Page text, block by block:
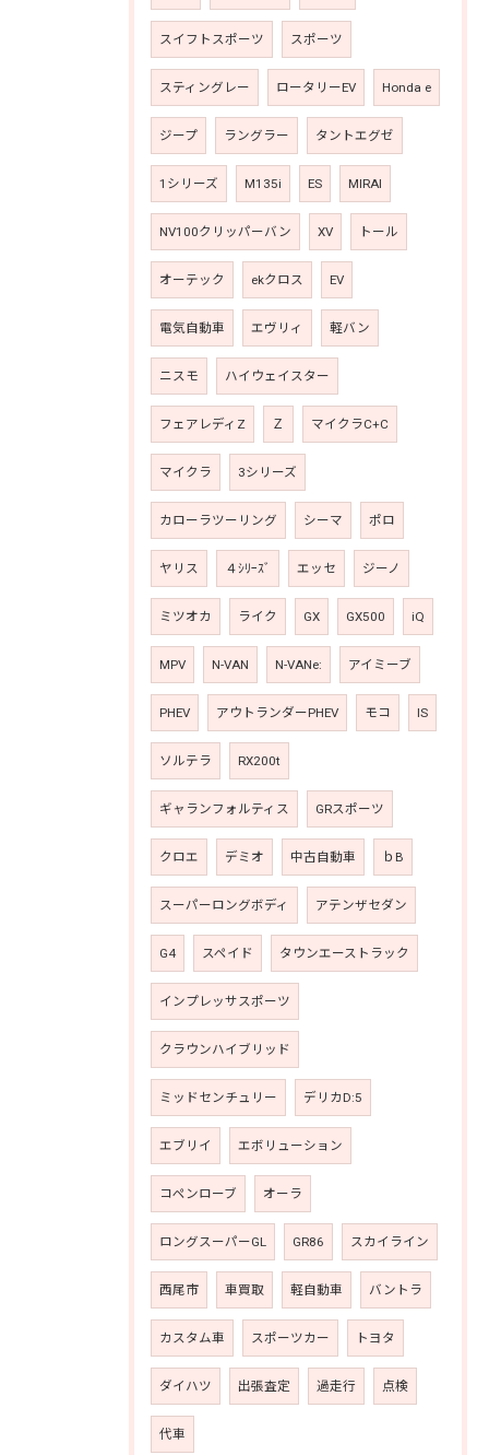
スイフトスポーツ スポーツ
スティングレー ロータリーEV Honda e
ジープ ラングラー タントエグゼ
1シリーズ M135i ES MIRAI
NV100クリッパーバン XV トール
オーテック ekクロス EV
電気自動車 エヴリィ 軽バン
ニスモ ハイウェイスター
フェアレディZ Ｚ マイクラC+C
マイクラ 3シリーズ
カローラツーリング シーマ ポロ
ヤリス ４ｼﾘｰｽﾞ エッセ ジーノ
ミツオカ ライク GX GX500 iQ
MPV N-VAN N-VANe: アイミーブ
PHEV アウトランダーPHEV モコ IS
ソルテラ RX200t
ギャランフォルティス GRスポーツ
クロエ デミオ 中古自動車 ｂB
スーパーロングボディ アテンザセダン
G4 スペイド タウンエーストラック
インプレッサスポーツ
クラウンハイブリッド
ミッドセンチュリー デリカD:5
エブリイ エボリューション
コペンローブ オーラ
ロングスーパーGL GR86 スカイライン
西尾市 車買取 軽自動車 バントラ
カスタム車 スポーツカー トヨタ
ダイハツ 出張査定 過走行 点検
代車